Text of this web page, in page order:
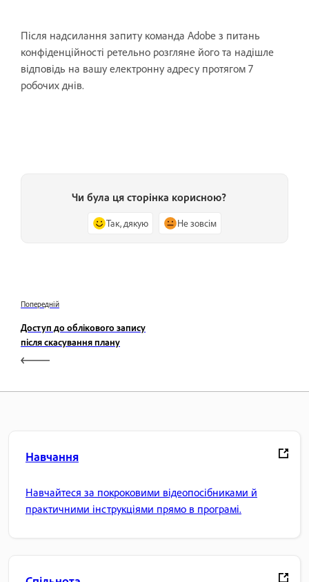
Після надсилання запиту команда Adobe з питань
конфіденційності ретельно розгляне його та надішле
відповідь на вашу електронну адресу протягом 7
робочих днів.
Чи була ця сторінка корисною?
Так, дякую Не зовсім
Попередній
Доступ до облікового запису
після скасування плану
Навчання
Навчайтеся за покроковими відеопосібниками й
практичними інструкціями прямо в програмі.